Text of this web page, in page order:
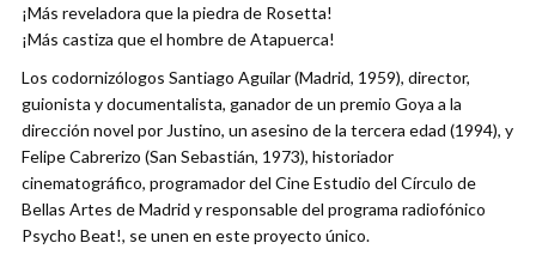
¡Más reveladora que la piedra de Rosetta!
¡Más castiza que el hombre de Atapuerca!
Los codornizólogos Santiago Aguilar (Madrid, 1959), director,
guionista y documentalista, ganador de un premio Goya a la
dirección novel por Justino, un asesino de la tercera edad (1994), y
Felipe Cabrerizo (San Sebastián, 1973), historiador
cinematográfico, programador del Cine Estudio del Círculo de
Bellas Artes de Madrid y responsable del programa radiofónico
Psycho Beat!, se unen en este proyecto único.